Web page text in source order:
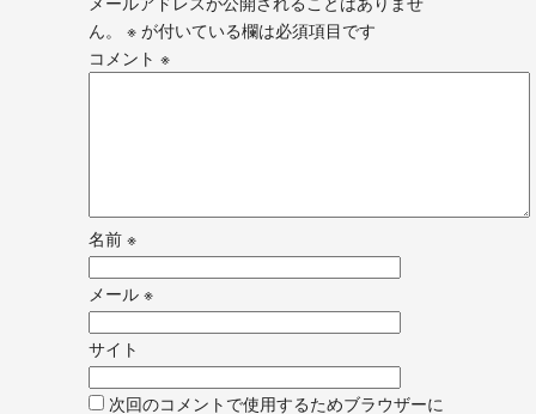
ん。
※ が付いている欄は必須項目です
コメント ※
名前 ※
メール ※
サイト
次回のコメントで使用するためブラウザーに